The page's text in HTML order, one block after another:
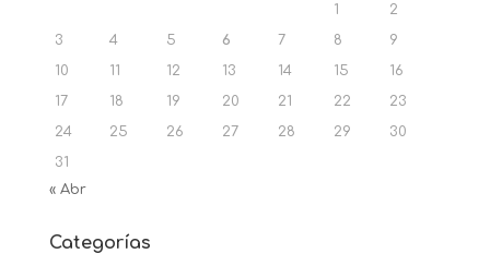
1
2
3
4 5 6 7 8
9
10
11 12 13 14 15
16
17
18 19 20 21 22
23
24
25 26 27 28 29
30
31
« Abr
Categorías